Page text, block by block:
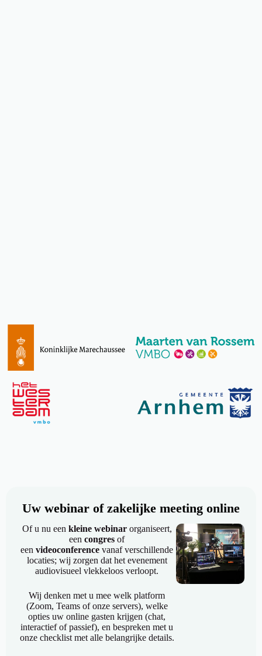
Uw webinar of zakelijke meeting online
Of u nu een kleine webinar organiseert,
eencongres of
eenvideoconference vanaf verschillende
locaties; wij zorgen dat het evenement
audiovisueel vlekkeloos verloopt.
Wij denken met u mee welk platform
(Zoom, Teams of onze servers), welke
opties uw online gasten krijgen (chat,
interactief of passief), en bespreken met u
onze checklist met alle belangrijke details.